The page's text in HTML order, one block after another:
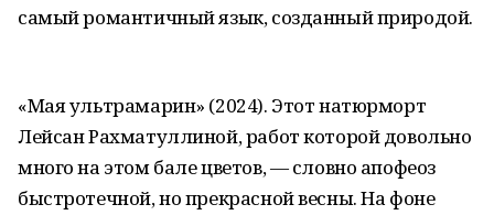
самый романтичный язык, созданный природой.
«Мая ультрамарин» (2024). Этот натюрморт
Лейсан Рахматуллиной, работ которой довольно
много на этом бале цветов, — словно апофеоз
быстротечной, но прекрасной весны. На фоне